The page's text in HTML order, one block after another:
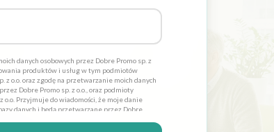
danych osobowych przez Dobre Promo sp. z
produktów i usług w tym podmiotów
z o.o. oraz zgodę na przetwarzanie moich danych
Dobre Promo sp. z o.o., oraz podmioty
o.o. Przyjmuje do wiadomości, że moje danie
danych i będą przetwarzane przez Dobre